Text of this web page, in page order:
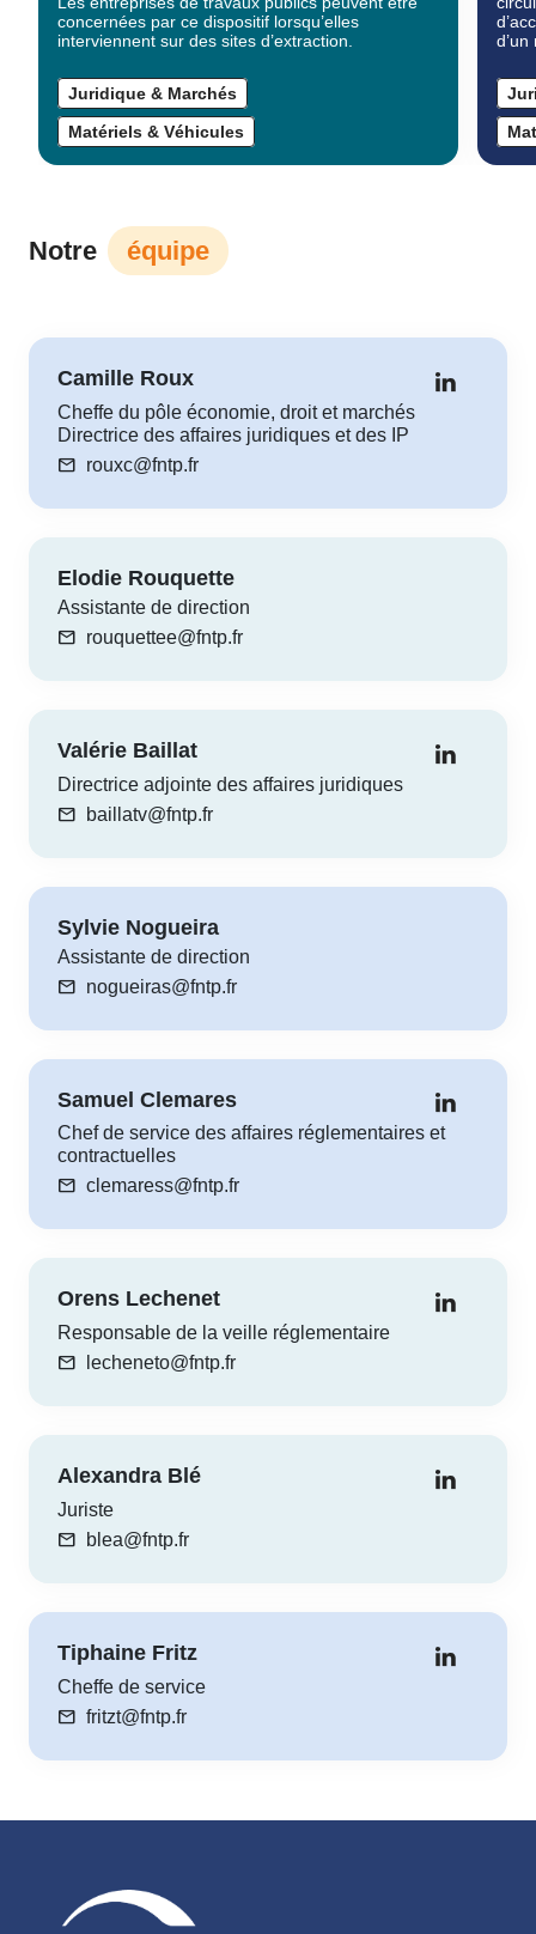
concernées par ce dispositif lorsqu’elles
interviennent sur des sites d’extraction.
Juridique & Marchés
Matériels & Véhicules
Notre équipe
Camille Roux
Cheffe du pôle économie, droit et marchés
Directrice des affaires juridiques et des IP
mail rouxc@fntp.fr
Elodie Rouquette
Assistante de direction
mail rouquettee@fntp.fr
Valérie Baillat
Directrice adjointe des affaires juridiques
mail baillatv@fntp.fr
Sylvie Nogueira
Assistante de direction
mail nogueiras@fntp.fr
Samuel Clemares
Chef de service des affaires réglementaires et
contractuelles
mail clemaress@fntp.fr
Orens Lechenet
Responsable de la veille réglementaire
mail lecheneto@fntp.fr
Alexandra Blé
Juriste
mail blea@fntp.fr
Tiphaine Fritz
Cheffe de service
mail fritzt@fntp.fr